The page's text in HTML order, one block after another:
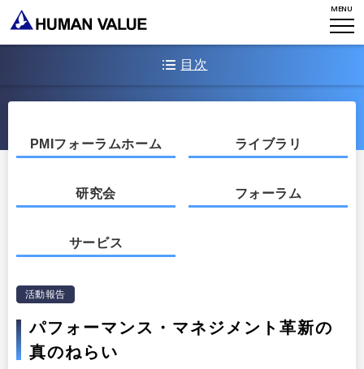
MENU
PMI
リサーチ
Stories
目次
1．米国企業におけるパフォーマンス・マネジメント革新の状況
3．パフォーマンス・マネジメント革新に向けたテーマとポイント
終わりに――人事の在り方のシフト
PMIフォーラムホーム ライブラリ
研究会 フォーラム
サービス
活動報告
パフォーマンス・マネジメント革新の
真のねらい